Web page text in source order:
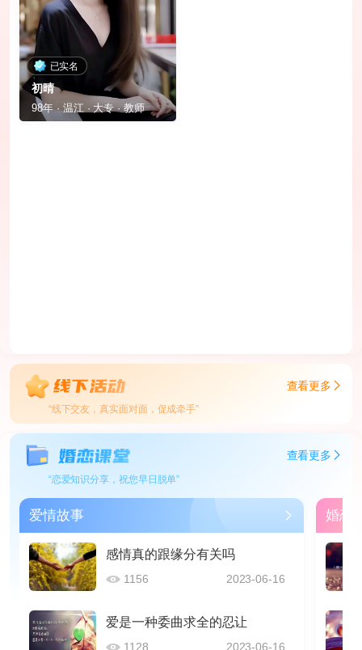
已实名
初晴
98年 · 温江 · 大专 · 教师
查看更多
“线下交友，真实面对面，促成牵手”
查看更多
“恋爱知识分享，祝您早日脱单”
爱情故事
感情真的跟缘分有关吗
1156 2023-06-16
爱是一种委曲求全的忍让
1128 2023-06-16
婚恋